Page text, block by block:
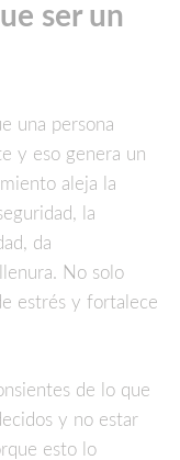
ser un
una persona
y eso genera un
aleja la
la
da
No solo
estrés y fortalece
de lo que
y no estar
esto lo